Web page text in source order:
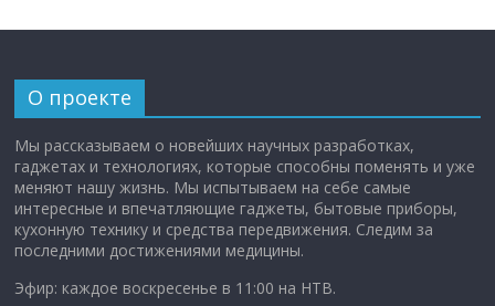
О проекте
Мы рассказываем о новейших научных разработках,
гаджетах и технологиях, которые способны поменять и уже
меняют нашу жизнь. Мы испытываем на себе самые
интересные и впечатляющие гаджеты, бытовые приборы,
кухонную технику и средства передвижения. Следим за
последними достижениями медицины.
Эфир: каждое воскресенье в 11:00 на НТВ.